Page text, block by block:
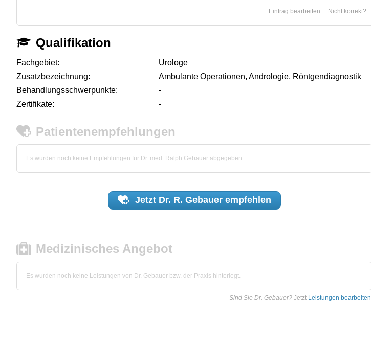
Nicht korrekt?
Eintrag bearbeiten
Qualifikation
Fachgebiet:
Urologe
Zusatzbezeichnung:
Ambulante Operationen, Andrologie, Röntgendiagnostik
Behandlungsschwerpunkte:
-
Zertifikate:
-
Patientenempfehlungen
Es wurden noch keine Empfehlungen für Dr. med. Ralph Gebauer abgegeben.
Jetzt Dr. R. Gebauerempfehlen
Medizinisches Angebot
Es wurden noch keine Leistungen von Dr. Gebauer bzw. der Praxis hinterlegt.
Sind Sie Dr. Gebauer? Jetzt Leistungen bearbeiten